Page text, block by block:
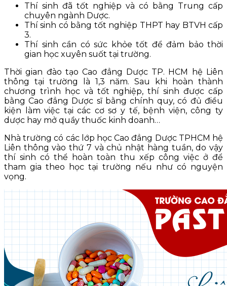
Thí sinh đã tốt nghiệp và có bằng Trung cấp
chuyên ngành Dược.
Thí sinh có bằng tốt nghiệp THPT hay BTVH cấp
3.
Thí sinh cần có sức khỏe tốt để đảm bảo thời
gian học xuyên suốt tại trường.
Thời gian đào tạo Cao đẳng Dược TP. HCM hệ Liên
thông tại trường là 1,3 năm. Sau khi hoàn thành
chương trình học và tốt nghiệp, thí sinh được cấp
bằng Cao đẳng Dược sĩ bằng chính quy, có đủ điều
kiện làm việc tại các cơ sơ y tế, bệnh viện, công ty
dược hay mở quầy thuốc kinh doanh…
Nhà trường có các lớp học Cao đẳng Dược TPHCM hệ
Liên thông vào thứ 7 và chủ nhật hàng tuần, do vậy
thí sinh có thể hoàn toàn thu xếp công việc ở để
tham gia theo học tại trường nếu như có nguyện
vọng.